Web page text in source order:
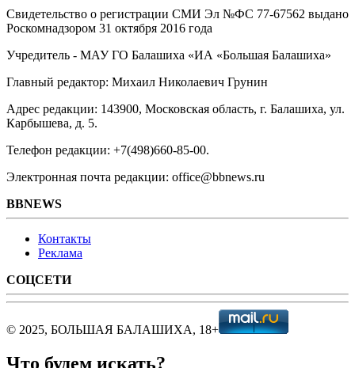
Свидетельство о регистрации СМИ Эл №ФС ‎77-67562 выдано
Роскомнадзором 31 октября 2016 года
Учредитель - МАУ ГО Балашиха «ИА «Большая Балашиха»
Главный редактор: Михаил Николаевич Грунин
Адрес редакции: 143900, Московская область, г. Балашиха, ул.
Карбышева, д. 5.
Телефон редакции: +7(498)660-85-00.
Электронная почта редакции: office@bbnews.ru
BBNEWS
Контакты
Реклама
СОЦСЕТИ
© 2025, БОЛЬШАЯ БАЛАШИХА, 18+
Что будем искать?